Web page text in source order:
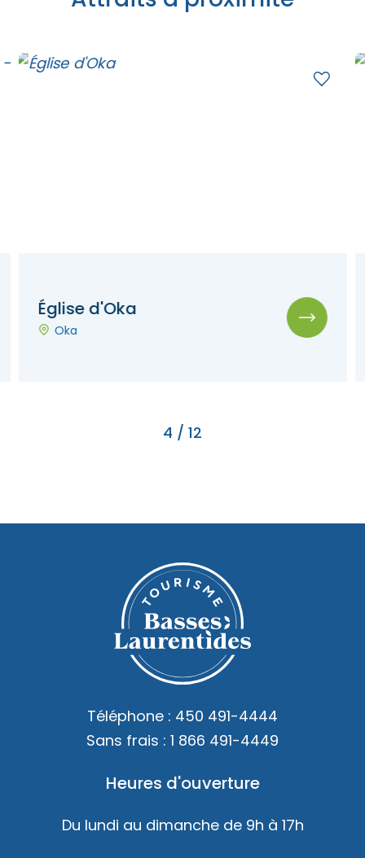
Église d'Oka
Oka
4 / 12
Téléphone : 450 491-4444
Sans frais : 1 866 491-4449
Heures d'ouverture
Du lundi au dimanche de 9h à 17h